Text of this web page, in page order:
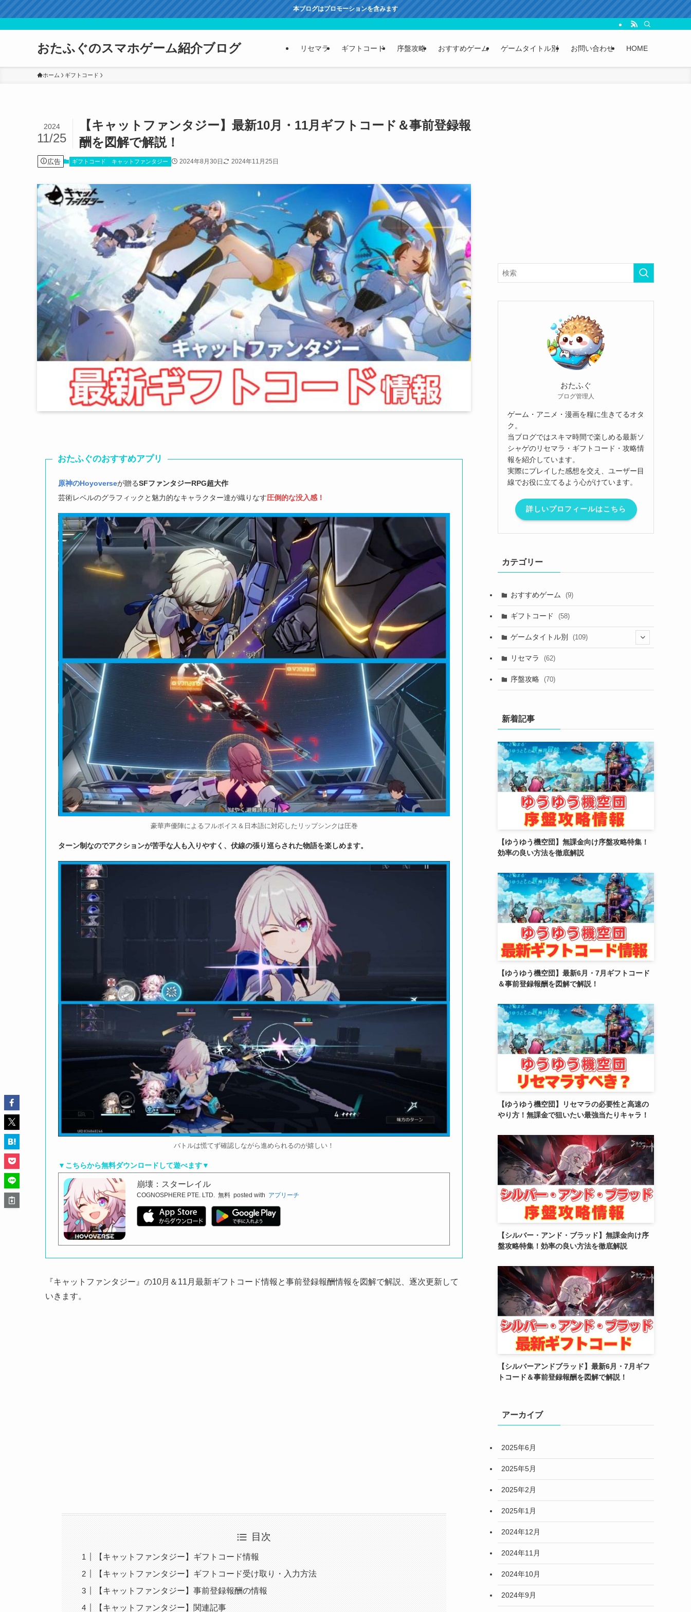
本ブログはプロモーションを含みます
おたふぐのスマホゲーム紹介ブログ リセマラ ギフトコード 序盤攻略 おすすめゲーム ゲームタイトル別 お問い合わせ HOME
ホーム ギフトコード
【キャットファンタジー】最新10月・11月ギフトコード＆事前登録報
酬を図解で解説！
2024
11/25
広告 ギフトコード キャットファンタジー 2024年8月30日 2024年11月25日
おたふぐのおすすめアプリ
原神のHoyoverseが贈るSFファンタジーRPG超大作
芸術レベルのグラフィックと魅力的なキャラクター達が織りなす圧倒的な没入感！
豪華声優陣によるフルボイス＆日本語に対応したリップシンクは圧巻
ターン制なのでアクションが苦手な人も入りやすく、伏線の張り巡らされた物語を楽しめます。
バトルは慌てず確認しながら進められるのが嬉しい！
▼こちらから無料ダウンロードして遊べます▼
崩壊：スターレイル
COGNOSPHERE PTE. LTD. 無料 posted with アプリーチ
『キャットファンタジー』の10月＆11月最新ギフトコード情報と事前登録報酬情報を図解で解説、逐次更新して
いきます。
目次
【キャットファンタジー】ギフトコード情報
【キャットファンタジー】ギフトコード受け取り・入力方法
【キャットファンタジー】事前登録報酬の情報
【キャットファンタジー】関連記事
おたふぐ
ブログ管理人
ゲーム・アニメ・漫画を糧に生きてるオタ
ク。
当ブログではスキマ時間で楽しめる最新ソ
シャゲのリセマラ・ギフトコード・攻略情
報を紹介しています。
実際にプレイした感想を交え、ユーザー目
線でお役に立てるよう心がけています。
詳しいプロフィールはこちら
カテゴリー
おすすめゲーム (9)
ギフトコード (58)
ゲームタイトル別 (109)
(2)
(2)
(3)
(4)
(4)
(2)
(1)
(4)
(6)
(3)
(2)
(4)
(5)
(4)
(6)
(5)
(4)
(4)
(2)
(6)
(3)
(2)
(10)
(5)
リセマラ (62)
序盤攻略 (70)
新着記事
【ゆうゆう機空団】無課金向け序盤攻略特集！
効率の良い方法を徹底解説
【ゆうゆう機空団】最新6月・7月ギフトコード
＆事前登録報酬を図解で解説！
【ゆうゆう機空団】リセマラの必要性と高速の
やり方！無課金で狙いたい最強当たりキャラ！
【シルバー・アンド・ブラッド】無課金向け序
盤攻略特集！効率の良い方法を徹底解説
【シルバーアンドブラッド】最新6月・7月ギフ
トコード＆事前登録報酬を図解で解説！
アーカイブ
2025年6月
2025年5月
2025年2月
2025年1月
2024年12月
2024年11月
2024年10月
2024年9月